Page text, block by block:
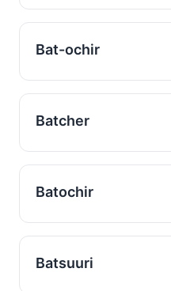
Bat-ochir
Batcher
Batochir
Batsuuri